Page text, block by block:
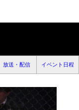
放送・配信 イベント日程